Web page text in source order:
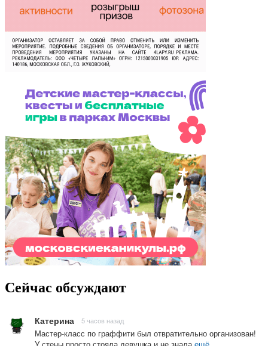
Сейчас обсуждают
Катерина 5 часов назад
Мастер-класс по граффити был отвратительно организован!